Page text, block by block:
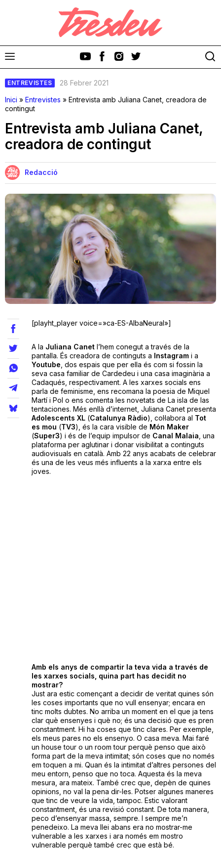
Discos
Videoclips
Cinema i Televisió
Festivals
Teatre
Internet
Opinió
Llibres
La Llista
Llocs
ENTREVISTES
28 Febrer 2021
Inici » Entrevistes » Entrevista amb Juliana Canet, creadora de
contingut
Entrevista amb Juliana Canet,
creadora de contingut
Redacció
[playht_player voice=»ca-ES-AlbaNeural»]
A la Juliana Canetl’hem conegut a través de la
pantalla. És creadora de continguts a Instagrami a
Youtube , dos espais que per ella és com si fossin la
seva casa familiar de Cardedeu i una casa imaginària a
Cadaqués, respectivament. A les xarxes socials ens
parla de feminisme, ens recomana la poesia de Miquel
Martí i Pol o ens comenta les novetats de La isla de las
tentaciones. Més enllà d’internet, Juliana Canet presenta
Adolescents XL(Catalunya Ràdio), col·labora al Tot
es mou (TV3), és la cara visible de Món Maker
(Super3) i és de l’equip impulsor de Canal Malaia , una
plataforma per aglutinar i donar visibilitat a continguts
audiovisuals en català. Amb 22 anys acabats de celebrar
és una de les veus més influents a la xarxa entre els
joves.
Amb els anys de compartir la teva vida a través de
les xarxes socials, quina part has decidit no
mostrar?
Just ara estic començant a decidir de veritat quines són
les coses importants que no vull ensenyar; encara en
tinc molts dubtes. No arriba un moment en el que ja tens
clar què ensenyes i què no; és una decisió que es pren
constantment. Hi ha coses que tinc clares. Per exemple,
els meus pares no els ensenyo. O casa meva. Mai faré
un house tour o un room tour perquè penso que això
forma part de la meva intimitat; són coses que no només
em toquen a mi. Quan és la intimitat d’altres persones del
meu entorn, penso que no toca. Aquesta és la meva
mesura, ara mateix. També crec que, depèn de quines
opinions, no val la pena dir-les. Potser algunes maneres
que tinc de veure la vida, tampoc. Estic valorant
constantment, és una revisió constant. De tota manera,
peco d’ensenyar massa, sempre. I sempre me’n
penedeixo. La meva llei abans era no mostrar-me
vulnerable a les xarxes i ara només em mostro
vulnerable perquè també crec que està bé.